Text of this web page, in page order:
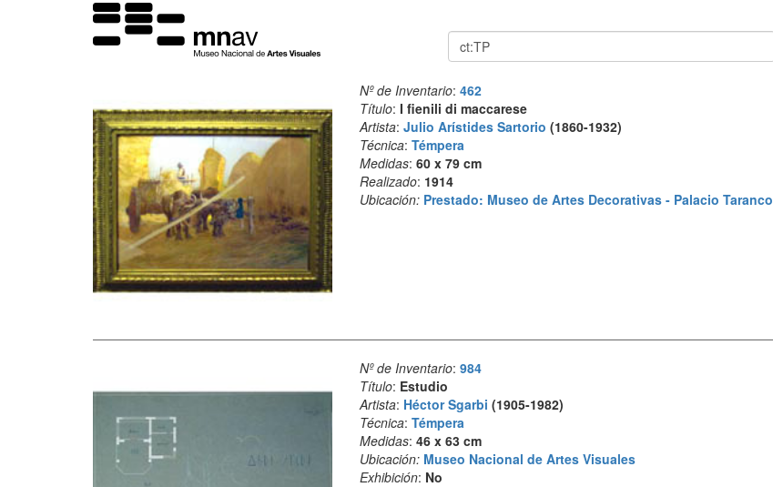
Buscar
Nº de Inventario: 462
Título: I fienili di maccarese
Artista: Julio Arístides Sartorio (1860-1932)
Técnica: Témpera
Medidas: 60 x 79 cm
Realizado: 1914
Ubicación: Prestado: Museo de Artes Decorativas - Palacio Taranco
Nº de Inventario: 984
Título: Estudio
Artista: Héctor Sgarbi (1905-1982)
Técnica: Témpera
Medidas: 46 x 63 cm
Ubicación: Museo Nacional de Artes Visuales
Exhibición: No